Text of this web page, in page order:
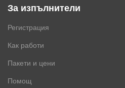
За изпълнители
Регистрация
Как работи
Пакети и цени
Помощ